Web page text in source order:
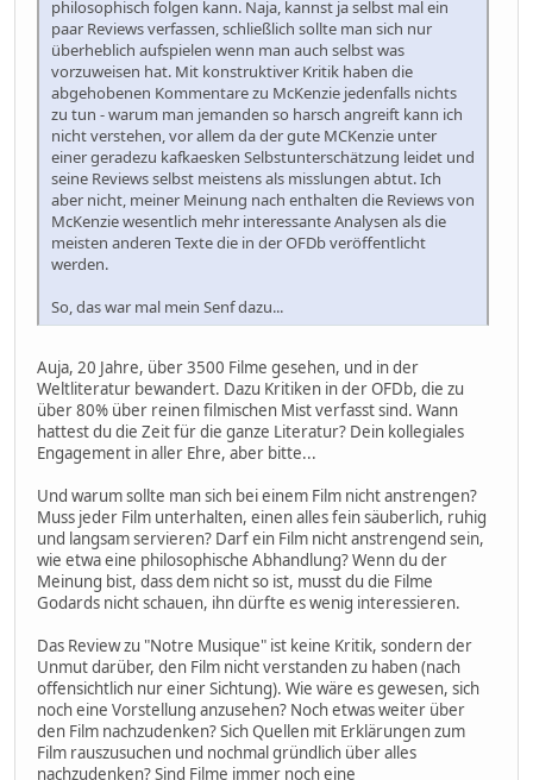
philosophisch folgen kann. Naja, kannst ja selbst mal ein
paar Reviews verfassen, schließlich sollte man sich nur
überheblich aufspielen wenn man auch selbst was
vorzuweisen hat. Mit konstruktiver Kritik haben die
abgehobenen Kommentare zu McKenzie jedenfalls nichts
zu tun - warum man jemanden so harsch angreift kann ich
nicht verstehen, vor allem da der gute MCKenzie unter
einer geradezu kafkaesken Selbstunterschätzung leidet und
seine Reviews selbst meistens als misslungen abtut. Ich
aber nicht, meiner Meinung nach enthalten die Reviews von
McKenzie wesentlich mehr interessante Analysen als die
meisten anderen Texte die in der OFDb veröffentlicht
werden.
So, das war mal mein Senf dazu...
Auja, 20 Jahre, über 3500 Filme gesehen, und in der
Weltliteratur bewandert. Dazu Kritiken in der OFDb, die zu
über 80% über reinen filmischen Mist verfasst sind. Wann
hattest du die Zeit für die ganze Literatur? Dein kollegiales
Engagement in aller Ehre, aber bitte...
Und warum sollte man sich bei einem Film nicht anstrengen?
Muss jeder Film unterhalten, einen alles fein säuberlich, ruhig
und langsam servieren? Darf ein Film nicht anstrengend sein,
wie etwa eine philosophische Abhandlung? Wenn du der
Meinung bist, dass dem nicht so ist, musst du die Filme
Godards nicht schauen, ihn dürfte es wenig interessieren.
Das Review zu "Notre Musique" ist keine Kritik, sondern der
Unmut darüber, den Film nicht verstanden zu haben (nach
offensichtlich nur einer Sichtung). Wie wäre es gewesen, sich
noch eine Vorstellung anzusehen? Noch etwas weiter über
den Film nachzudenken? Sich Quellen mit Erklärungen zum
Film rauszusuchen und nochmal gründlich über alles
nachzudenken? Sind Filme immer noch eine